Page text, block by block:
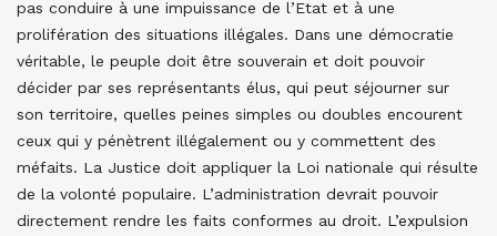
pas conduire à une impuissance de l’Etat et à une
prolifération des situations illégales. Dans une démocratie
véritable, le peuple doit être souverain et doit pouvoir
décider par ses représentants élus, qui peut séjourner sur
son territoire, quelles peines simples ou doubles encourent
ceux qui y pénètrent illégalement ou y commettent des
méfaits. La Justice doit appliquer la Loi nationale qui résulte
de la volonté populaire. L’administration devrait pouvoir
directement rendre les faits conformes au droit. L’expulsion